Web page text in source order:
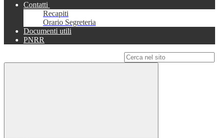
Contatti
Recapiti
Orario Segreteria
Documenti utili
PNRR